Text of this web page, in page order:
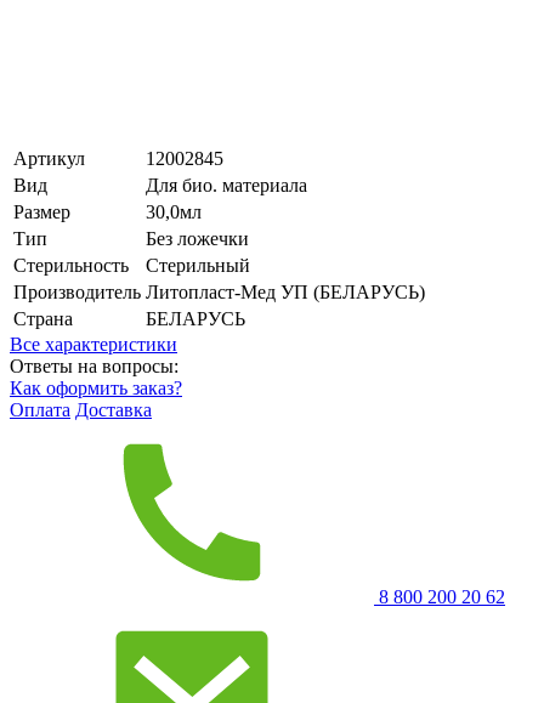
Артикул
12002845
Вид
Для био. материала
Размер
30,0мл
Тип
Без ложечки
Стерильность
Стерильный
Производитель Литопласт-Мед УП (БЕЛАРУСЬ)
Страна
БЕЛАРУСЬ
Все характеристики
Ответы на вопросы:
Как оформить заказ?
Оплата Доставка
8 800 200 20 62